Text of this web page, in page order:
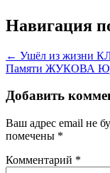
Навигация
← Ушёл из жизни
Памяти ЖУКОВА
Добавить
Ваш адрес email не
помечены *
Комментарий *